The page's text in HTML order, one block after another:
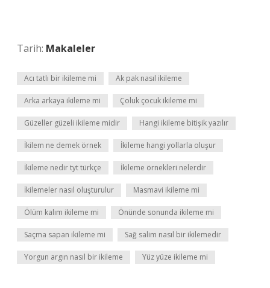
Tarih: Makaleler
Acı tatlı bir ikileme mi Ak pak nasıl ikileme
Arka arkaya ikileme mi Çoluk çocuk ikileme mi
Güzeller güzeli ikileme midir Hangi ikileme bitişik yazılır
İkilem ne demek örnek İkileme hangi yollarla oluşur
İkileme nedir tyt türkçe İkileme örnekleri nelerdir
İkilemeler nasıl oluşturulur Masmavi ikileme mi
Ölüm kalım ikileme mi Önünde sonunda ikileme mi
Saçma sapan ikileme mi Sağ salim nasıl bir ikilemedir
Yorgun argın nasıl bir ikileme Yüz yüze ikileme mi